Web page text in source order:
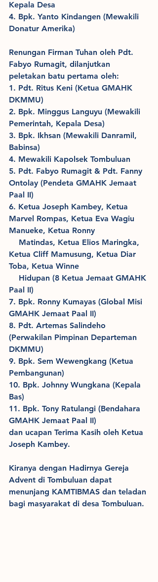
Kepala Desa
4. Bpk. Yanto Kindangen (Mewakili
Donatur Amerika)
Renungan Firman Tuhan oleh Pdt.
Fabyo Rumagit, dilanjutkan
peletakan batu pertama oleh:
1. Pdt. Ritus Keni (Ketua GMAHK
DKMMU)
2. Bpk. Minggus Languyu (Mewakili
Pemerintah, Kepala Desa)
3. Bpk. Ikhsan (Mewakili Danramil,
Babinsa)
4. Mewakili Kapolsek Tombuluan
5. Pdt. Fabyo Rumagit & Pdt. Fanny
Ontolay (Pendeta GMAHK Jemaat
Paal II)
6. Ketua Joseph Kambey, Ketua
Marvel Rompas, Ketua Eva Wagiu
Manueke, Ketua Ronny
Ketua Cliff Mamusung, Ketua Diar
Toba, Ketua Winne
Paal II)
7. Bpk. Ronny Kumayas (Global Misi
GMAHK Jemaat Paal II)
8. Pdt. Artemas Salindeho
(Perwakilan Pimpinan Departeman
DKMMU)
9. Bpk. Sem Wewengkang (Ketua
Pembangunan)
10. Bpk. Johnny Wungkana (Kepala
Bas)
11. Bpk. Tony Ratulangi (Bendahara
GMAHK Jemaat Paal II)
dan ucapan Terima Kasih oleh Ketua
Joseph Kambey.
Kiranya dengan Hadirnya Gereja
Advent di Tombuluan dapat
menunjang KAMTIBMAS dan teladan
bagi masyarakat di desa Tombuluan.